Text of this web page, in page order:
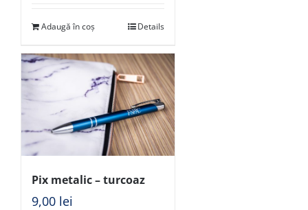
Adaugă în coș Details
Pix metalic – turcoaz
9,00 lei